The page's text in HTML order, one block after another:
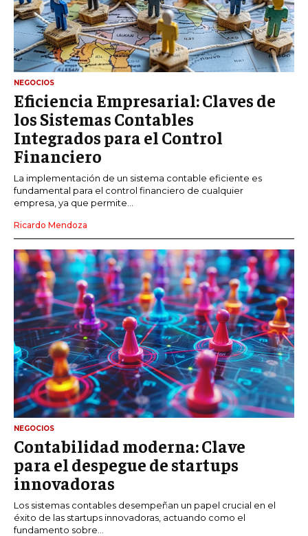
NEGOCIOS
Eficiencia Empresarial: Claves de
los Sistemas Contables
Integrados para el Control
Financiero
La implementación de un sistema contable eficiente es
fundamental para el control financiero de cualquier
empresa, ya que permite...
Ricardo Mendoza
NEGOCIOS
Contabilidad moderna: Clave
para el despegue de startups
innovadoras
Los sistemas contables desempeñan un papel crucial en el
éxito de las startups innovadoras, actuando como el
fundamento sobre...